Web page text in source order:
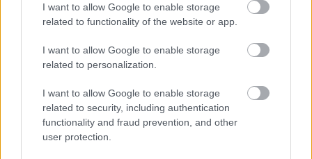
I want to allow Google to enable storage
related to functionality of the website or app.
I want to allow Google to enable storage
related to personalization.
I want to allow Google to enable storage
related to security, including authentication
functionality and fraud prevention, and other
user protection.
έναντι του περπατήματος [μελέτη]